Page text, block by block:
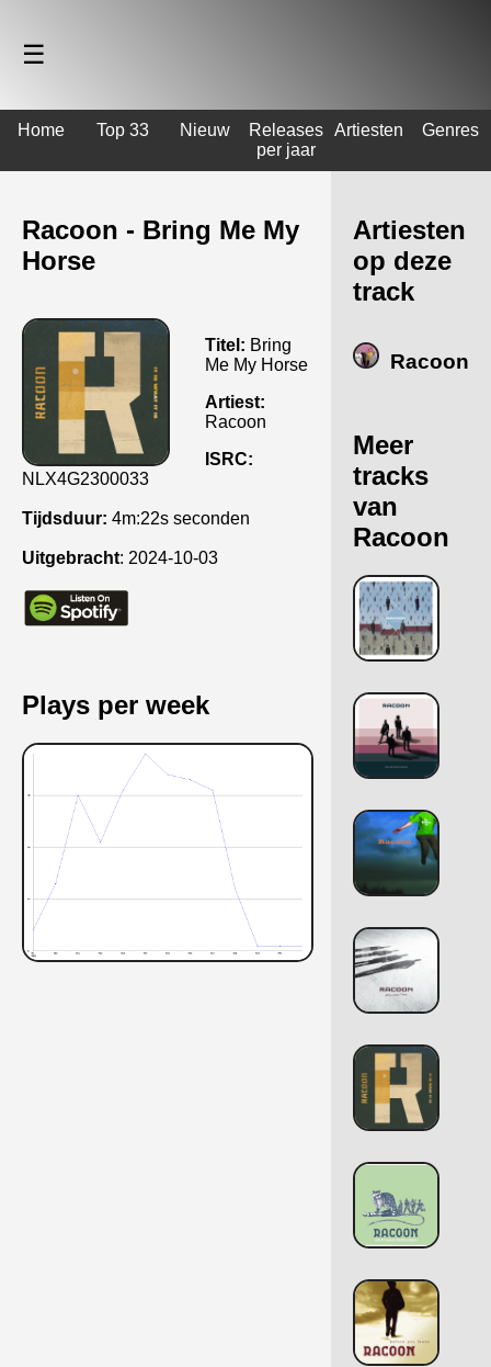
☰
Home Top 33 Nieuw
Releases
per jaar
Artiesten Genres
Racoon - Bring Me My
Horse
Titel: Bring
Me My Horse
Artiest:
Racoon
ISRC:
NLX4G2300033
Tijdsduur: 4m:22s seconden
Uitgebracht: 2024-10-03
Plays per week
Artiesten
op deze
track
Racoon
Meer
tracks
van
Racoon